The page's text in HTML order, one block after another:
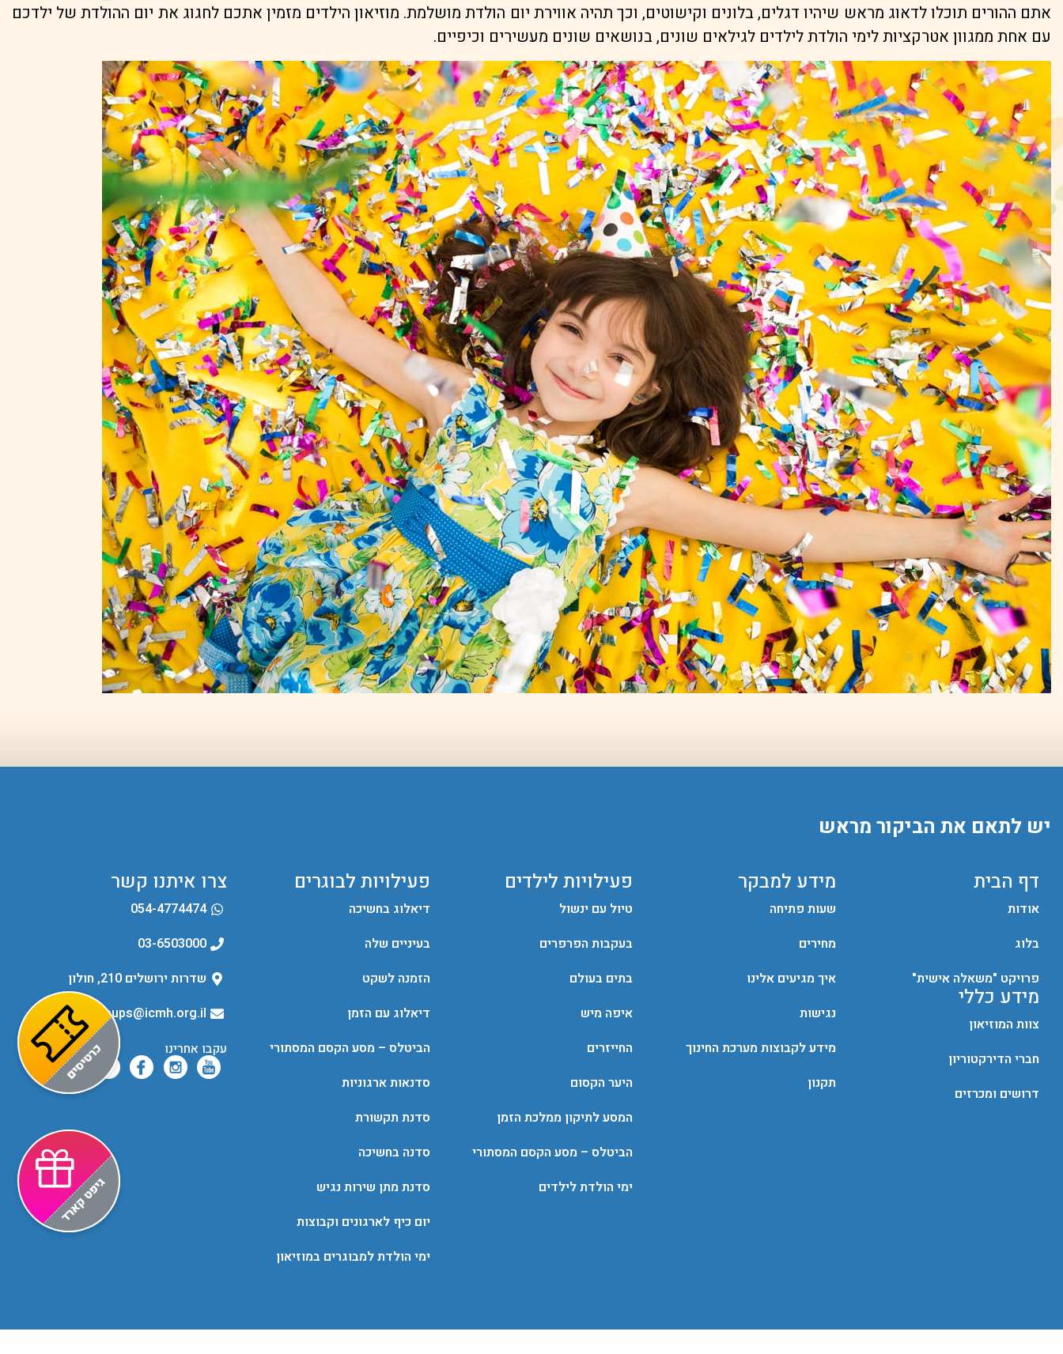
אתם ההורים תוכלו לדאוג מראש שיהיו דגלים, בלונים וקישוטים, וכך תהיה אווירת יום הולדת מושלמת. מוזיאון הילדים מזמין אתכם לחגוג את יום ההולדת של ילדכם
עם אחת ממגוון אטרקציות לימי הולדת לילדים לגילאים שונים, בנושאים שונים מעשירים וכיפיים.
יש לתאם את הביקור מראש
דף הבית
אודות
בלוג
פרויקט "משאלה אישית"
מידע כללי
צוות המוזיאון
חברי הדירקטוריון
דרושים ומכרזים
מידע למבקר
שעות פתיחה
מחירים
איך מגיעים אלינו
נגישות
מידע לקבוצות מערכת החינוך
תקנון
פעילויות לילדים
טיול עם ינשול
בעקבות הפרפרים
בתים בעולם
איפה מיש
החייזרים
היער הקסום
המסע לתיקון ממלכת הזמן
הביטלס – מסע הקסם המסתורי
ימי הולדת לילדים
פעילויות לבוגרים
דיאלוג בחשיכה
בעיניים שלה
הזמנה לשקט
דיאלוג עם הזמן
הביטלס – מסע הקסם המסתורי
סדנאות ארגוניות
סדנת תקשורת
סדנה בחשיכה
סדנת מתן שירות נגיש
יום כיף לארגונים וקבוצות
ימי הולדת למבוגרים במוזיאון
צרו איתנו קשר
054-4774474
03-6503000
שדרות ירושלים 210, חולון
groups@icmh.org.il
עקבו אחרינו